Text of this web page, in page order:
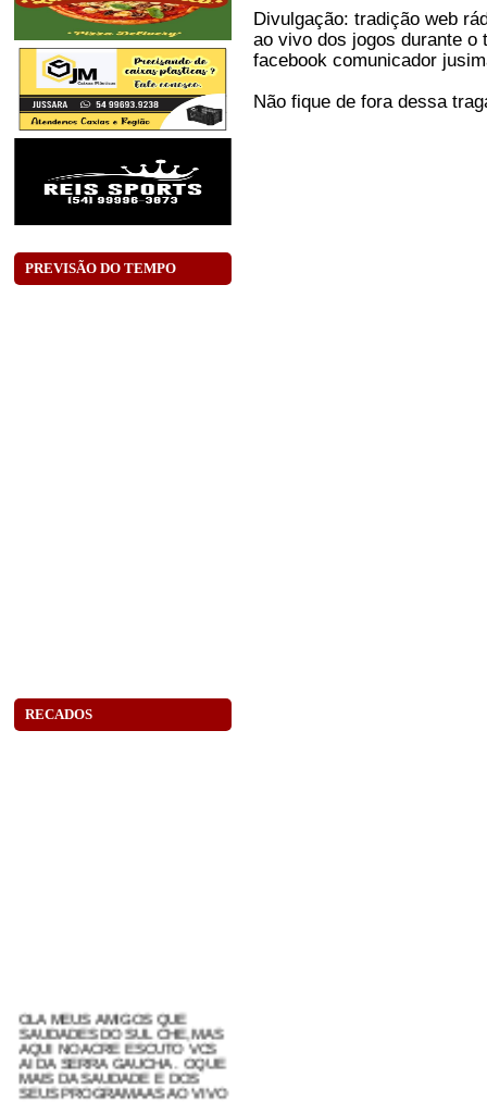
PREVISÃO DO TEMPO
RECADOS
SAUDADES DO SUL CHE,MAS
AQUI NO ACRE ESCUTO VCS
AI DA SERRA GAUCHA . OQUE
MAIS DA SAUDADE E DOS
SEUS PROGRAMAAS AO VIVO
AQUI NAO E MUITO BOA A
Divulgação: tradição web
ao vivo dos jogos durante o
facebook comunicador
Não fique de fora dessa